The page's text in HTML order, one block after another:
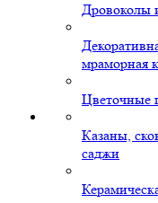
Дровоколы
мраморная
Цветочные
Казаны,
саджи